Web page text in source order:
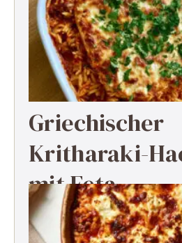
Griechischer
Kritharaki-
mit Feta